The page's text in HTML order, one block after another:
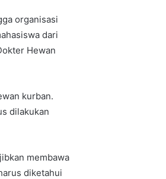
organisasi
dari
Hewan
kurban.
dilakukan
membawa
diketahui